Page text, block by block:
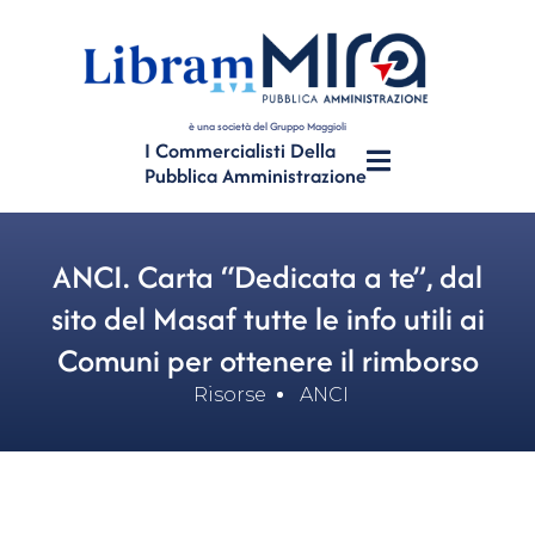
è una società del Gruppo Maggioli
I Commercialisti Della
Pubblica Amministrazione
ANCI. Carta “Dedicata a te”, dal
sito del Masaf tutte le info utili ai
Comuni per ottenere il rimborso
Risorse ANCI